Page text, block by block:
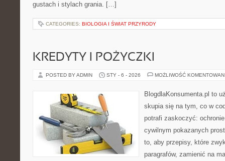
gustach i stylach grania. […]
CATEGORIES: BIOLOGIA I ŚWIAT PRZYRODY
KREDYTY I POŻYCZKI
POSTED BY ADMIN STY - 6 - 2026 MOŻLIWOŚĆ
BlogdlaKonsumenta.pl to
skupia się na tym, co w
potrafi zaskoczyć:
cywilnym pokazanych
to, aby przepisy, które
paragrafów, zamienić na